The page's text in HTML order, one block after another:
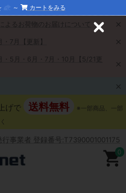
よるお荷物のお届けについて
7月【更新】
5月・6月・7月・10月【5/21更
～ カートをみる
げで 送料無料
※一部商品、一部
行事業者 登録番号:T7390001001175
0
C
s